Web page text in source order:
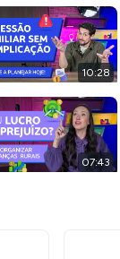
10:28
07:43